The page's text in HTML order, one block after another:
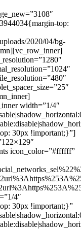
top:
2020/04/bg-
width=”1/4″
30px !important;}”]
icon_color=”#ffffff”
4″
30px !important;}”